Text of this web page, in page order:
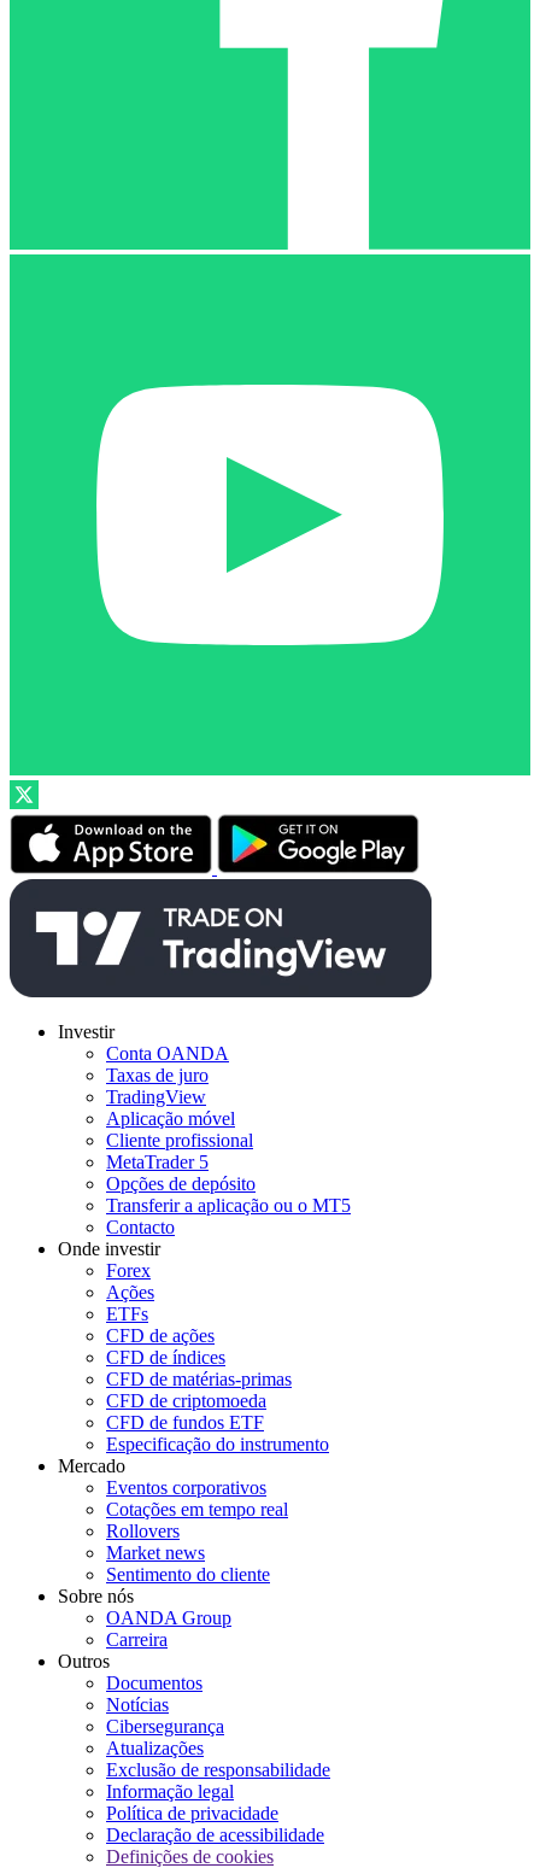
Investir
Conta OANDA
Taxas de juro
TradingView
Aplicação móvel
Cliente profissional
MetaTrader 5
Opções de depósito
Transferir a aplicação ou o MT5
Contacto
Onde investir
Forex
Ações
ETFs
CFD de ações
CFD de índices
CFD de matérias-primas
CFD de criptomoeda
CFD de fundos ETF
Especificação do instrumento
Mercado
Eventos corporativos
Cotações em tempo real
Rollovers
Market news
Sentimento do cliente
Sobre nós
OANDA Group
Carreira
Outros
Documentos
Notícias
Cibersegurança
Atualizações
Exclusão de responsabilidade
Informação legal
Política de privacidade
Declaração de acessibilidade
Definições de cookies